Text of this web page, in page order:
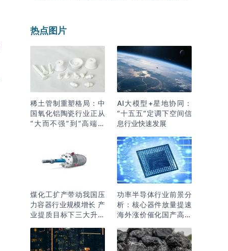
热点图片
稀土管制重塑格局：中
国氧化铝陶瓷行业正从
“大而不强”到“高端突
AI大模型+星地协同：
“十五五”定调下空间信
息行业快速发展
煤化工扩产带动我国压
力容器行业规模增长 产
业提质目标下三大升级
功率半导体行业前景分
析：核心器件放量提速
海外涨价催化国产高端